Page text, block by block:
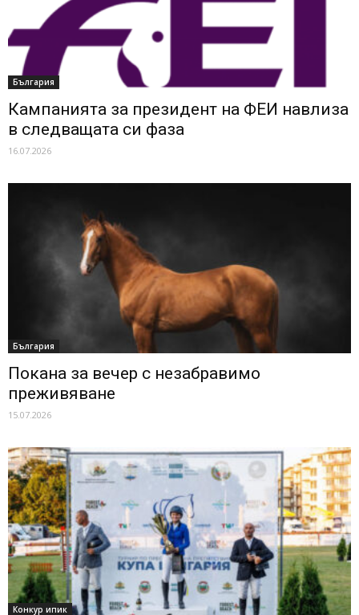
България
Кампанията за президент на ФЕИ навлиза
в следващата си фаза
16.07.2026
България
Покана за вечер с незабравимо
преживяване
15.07.2026
Конкур ипик